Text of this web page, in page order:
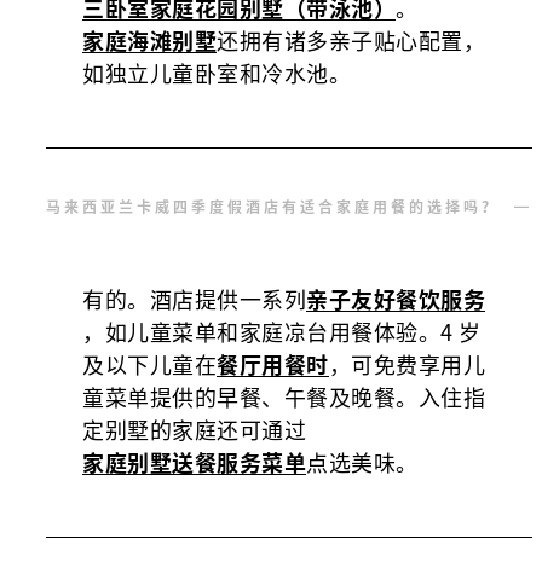
三卧室家庭花园别墅（带泳池） 。
家庭海滩别墅还拥有诸多亲子贴心配置，
如独立儿童卧室和冷水池。
马来西亚兰卡威四季度假酒店有适合家庭用餐的选择吗？
有的。酒店提供一系列亲子友好餐饮服务
， 如儿童菜单和家庭凉台用餐体验。4 岁
及以下儿童在餐厅用餐时， 可免费享用儿
童菜单提供的早餐、午餐及晚餐。 入住指
定别墅的家庭还可通过
家庭别墅送餐服务菜单点选美味。